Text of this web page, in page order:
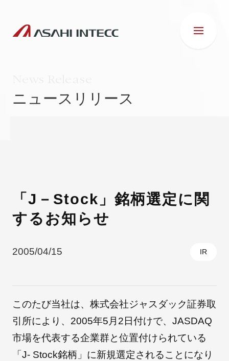
ESG
ニュースリリース
「J－Stock」銘柄選定に関
するお知らせ
2005/04/15 IR
このたび当社は、株式会社ジャスダック証券取
引所により、2005年5月2日付けで、JASDAQ
市場を代表する企業群と位置付けられている
「J- Stock銘柄」に新規選定されることになり